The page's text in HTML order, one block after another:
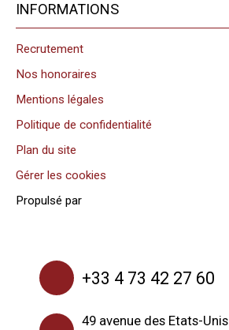
INFORMATIONS
Recrutement
Nos honoraires
Mentions légales
Politique de confidentialité
Plan du site
Gérer les cookies
Propulsé par
+33 4 73 42 27 60
49 avenue des Etats-Unis